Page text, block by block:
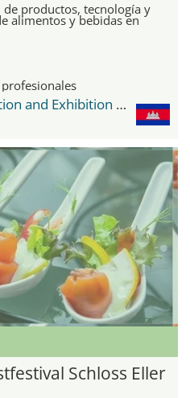
productos, tecnología y
alimentos y bebidas en
Diamond Island Convention and Exhibition Center
Schloss Eller